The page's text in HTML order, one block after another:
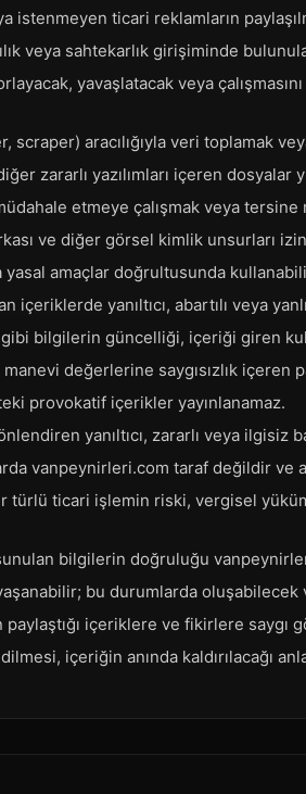
istenmeyen ticari reklamların
veya sahtekarlık girişiminde
yavaşlatacak veya
scraper) aracılığıyla veri toplamak
zararlı yazılımları içeren dosyalar
etmeye çalışmak veya tersine
ve diğer görsel kimlik unsurları
yasal amaçlar doğrultusunda
içeriklerde yanıltıcı, abartılı veya
bilgilerin güncelliği, içeriği giren
değerlerine saygısızlık içeren
provokatif içerikler yayınlanamaz.
yanıltıcı, zararlı veya ilgisiz
vanpeynirleri.com taraf değildir ve
türlü ticari işlemin riski, vergisel
bilgilerin doğruluğu
bu durumlarda
paylaştığı içeriklere ve fikirlere saygı
içeriğin anında kaldırılacağı